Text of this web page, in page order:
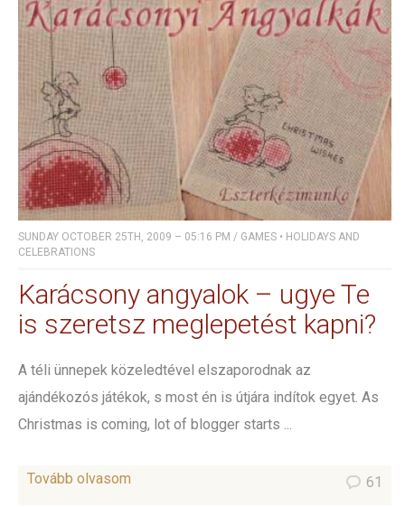
SUNDAY OCTOBER 25TH, 2009 – 05:16 PM / GAMES • HOLIDAYS AND
CELEBRATIONS
Karácsony angyalok – ugye Te
is szeretsz meglepetést kapni?
A téli ünnepek közeledtével elszaporodnak az
ajándékozós játékok, s most én is útjára indítok egyet. As
Christmas is coming, lot of blogger starts ...
Tovább olvasom 61